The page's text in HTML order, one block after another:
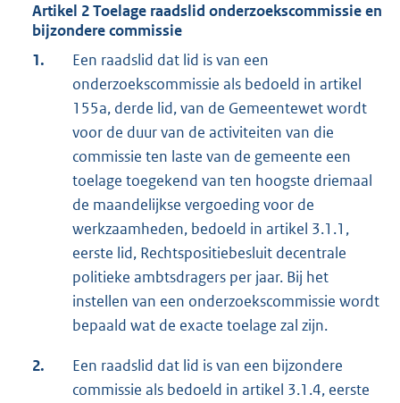
Artikel 2 Toelage raadslid onderzoekscommissie en
bijzondere commissie
1.
Een raadslid dat lid is van een
onderzoekscommissie als bedoeld in artikel
155a, derde lid, van de Gemeentewet wordt
voor de duur van de activiteiten van die
commissie ten laste van de gemeente een
toelage toegekend van ten hoogste driemaal
de maandelijkse vergoeding voor de
werkzaamheden, bedoeld in artikel 3.1.1,
eerste lid, Rechtspositiebesluit decentrale
politieke ambtsdragers per jaar. Bij het
instellen van een onderzoekscommissie wordt
bepaald wat de exacte toelage zal zijn.
2.
Een raadslid dat lid is van een bijzondere
commissie als bedoeld in artikel 3.1.4, eerste